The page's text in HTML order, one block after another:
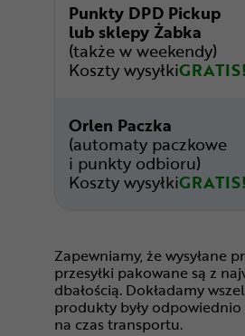
Punkty DPD Pickup
lub sklepy Żabka
(także w weekendy)
Koszty wysyłkiGRATIS!
Orlen Paczka
(automaty paczkowe
i punkty odbioru)
Koszty wysyłkiGRATIS!
Zapewniamy, że wysyłane
przesyłki pakowane są z
dbałością. Dokładamy
produkty były
na czas transportu.